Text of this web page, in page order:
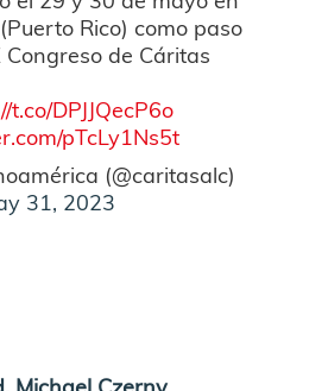
Rico) como paso
de Cáritas
t.co/DPJJQecP6o
pTcLy1Ns5t
(@caritasalc)
31, 2023